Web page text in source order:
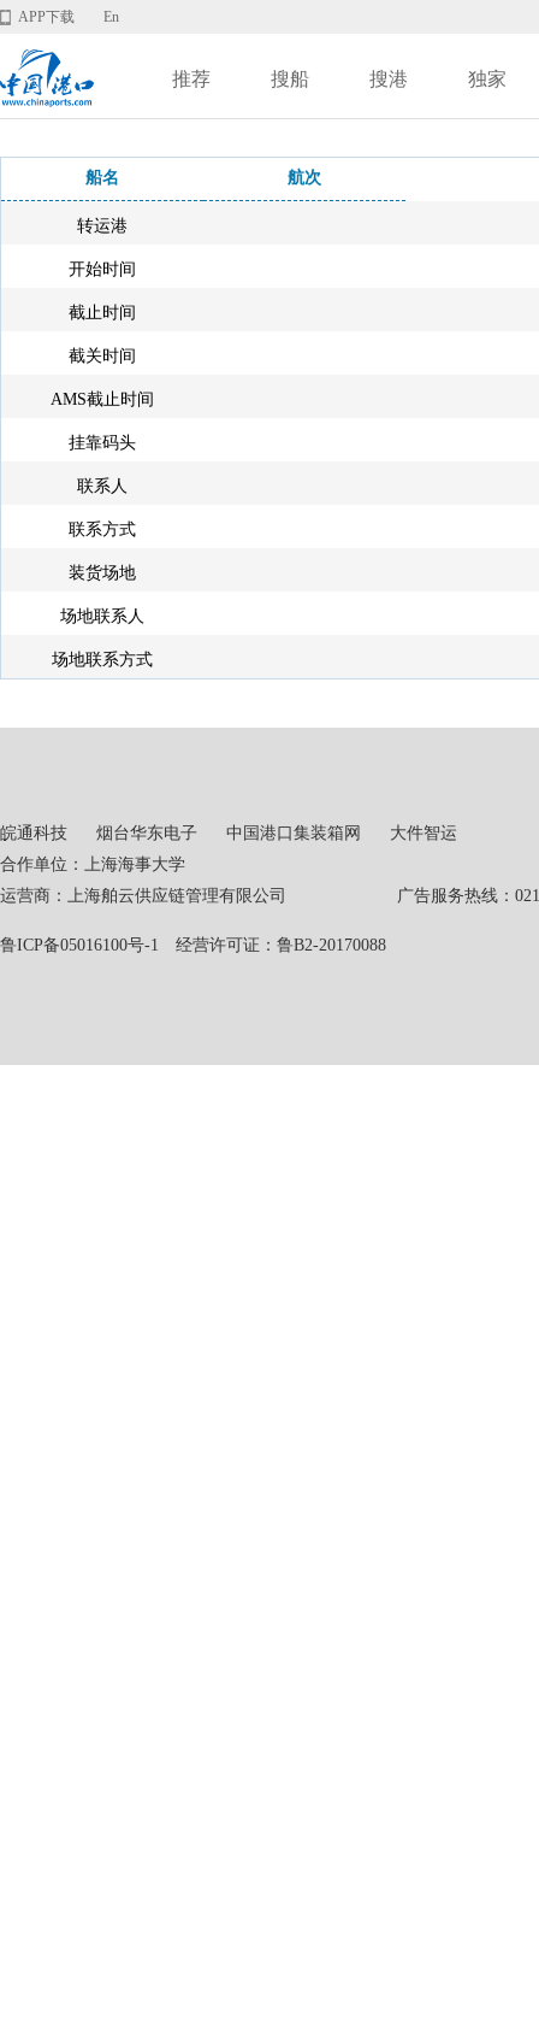
APP下载 En
推荐 搜船 搜港 独家
船名 航次
转运港
开始时间
截止时间
截关时间
AMS截止时间
挂靠码头
联系人
联系方式
装货场地
场地联系人
场地联系方式
皖通科技 烟台华东电子 中国港口集装箱网
大件智运
合作单位：上海海事大学
运营商：上海舶云供应链管理有限公司 广告服务热线：021-
鲁ICP备05016100号-1 经营许可证：鲁B2-20170088